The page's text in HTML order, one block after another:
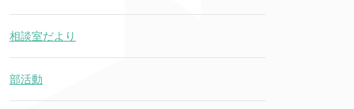
相談室だより
部活動